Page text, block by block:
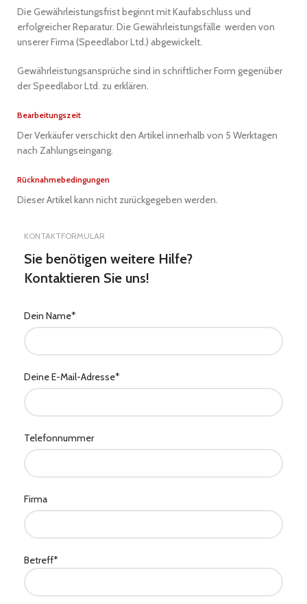
Die Gewährleistungsfrist beginnt mit Kaufabschluss und
erfolgreicher Reparatur. Die Gewährleistungsfälle werden von
unserer Firma (Speedlabor Ltd.) abgewickelt.
Gewährleistungsansprüche sind in schriftlicher Form gegenüber
der Speedlabor Ltd. zu erklären.
Bearbeitungszeit
Der Verkäufer verschickt den Artikel innerhalb von 5 Werktagen
nach Zahlungseingang.
Rücknahmebedingungen
Dieser Artikel kann nicht zurückgegeben werden.
KONTAKTFORMULAR
Sie benötigen weitere Hilfe?
Kontaktieren Sie uns!
Dein Name*
Deine E-Mail-Adresse*
Telefonnummer
Firma
Betreff*